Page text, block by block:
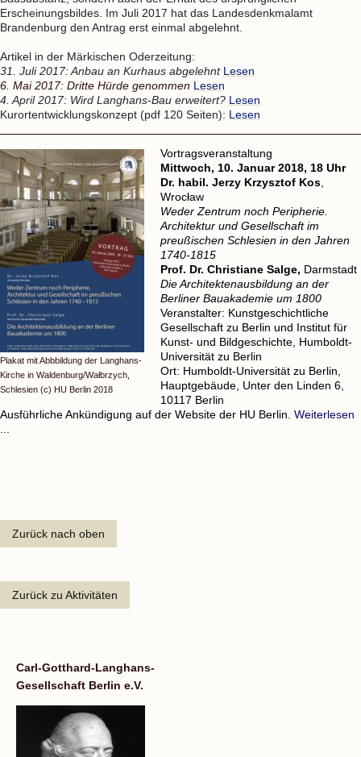
Erscheinungsbildes. Im Juli 2017 hat das Landesdenkmalamt
Brandenburg den Antrag erst einmal abgelehnt.
Artikel in der Märkischen Oderzeitung:
31. Juli 2017: Anbau an Kurhaus abgelehnt Lesen
6. Mai 2017: Dritte Hürde genommen Lesen
4. April 2017: Wird Langhans-Bau erweitert? Lesen
Kurortentwicklungskonzept (pdf 120 Seiten): Lesen
Plakat mit Abbbildung der Langhans-
Kirche in Waldenburg/Wałbrzych,
Schlesien (c) HU Berlin 2018
Vortragsveranstaltung
Mittwoch, 10. Januar 2018, 18 Uhr
Dr. habil. Jerzy Krzysztof Kos
Wrocław
Weder Zentrum noch Peripherie.
Architektur und Gesellschaft im
preußischen Schlesien in den Jahren
1740-1815
Prof. Dr. Christiane Salge, Darmstadt
Die Architektenausbildung an der
Berliner Bauakademie um 1800
Veranstalter: Kunstgeschichtliche
Gesellschaft zu Berlin und Institut für
Kunst- und Bildgeschichte, Humboldt-
Universität zu Berlin
Ort: Humboldt-Universität zu Berlin,
Hauptgebäude, Unter den Linden 6,
10117 Berlin
Ausführliche Ankündigung auf der Website der HU Berlin. Weiterlesen
Zurück nach oben
Zurück zu Aktivitäten
Carl-Gotthard-Langhans-
Gesellschaft Berlin e.V.